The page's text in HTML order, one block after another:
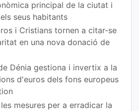
principal de la ciutat i
seus habitants
i Cristians tornen a citar-se
en una nova donació de
Dénia gestiona i invertix a la
d'euros dels fons europeus
mesures per a erradicar la